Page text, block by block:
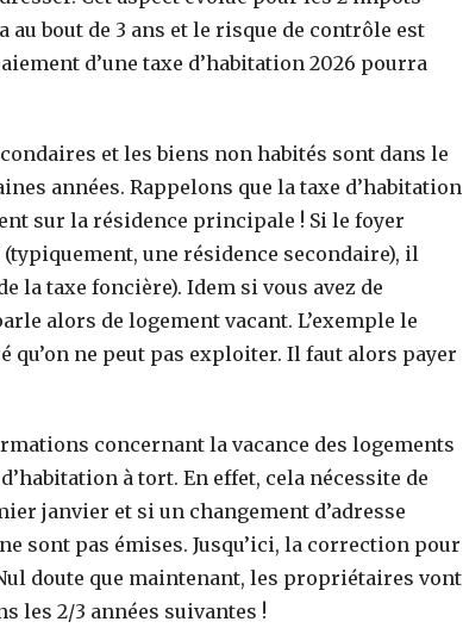
bout de 3 ans et le risque de contrôle est
d’une taxe d’habitation 2026 pourra
et les biens non habités sont dans le
années. Rappelons que la taxe d’habitation
sur la résidence principale ! Si le foyer
une résidence secondaire), il
la taxe foncière). Idem si vous avez de
alors de logement vacant. L’exemple le
qu’on ne peut pas exploiter. Il faut alors payer
concernant la vacance des logements
à tort. En effet, cela nécessite de
janvier et si un changement d’adresse
sont pas émises. Jusqu’ici, la correction pour
doute que maintenant, les propriétaires vont
les 2/3 années suivantes !